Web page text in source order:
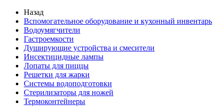
Назад
Вспомогательное оборудование и кухонный инвентарь
Водоумягчители
Гастроемкости
Душирующие устройства и смесители
Инсектицидные лампы
Лопаты для пиццы
Решетки для жарки
Системы водоподготовки
Стерилизаторы для ножей
Термоконтейнеры